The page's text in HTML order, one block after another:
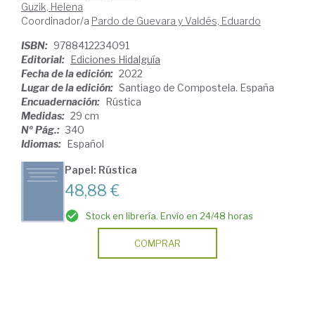
Guzik, Helena
Coordinador/a Pardo de Guevara y Valdés, Eduardo
ISBN: 9788412234091
Editorial: Ediciones Hidalguía
Fecha de la edición: 2022
Lugar de la edición: Santiago de Compostela. España
Encuadernación: Rústica
Medidas: 29 cm
Nº Pág.: 340
Idiomas: Español
Papel: Rústica
48,88 €
Stock en librería. Envío en 24/48 horas
COMPRAR